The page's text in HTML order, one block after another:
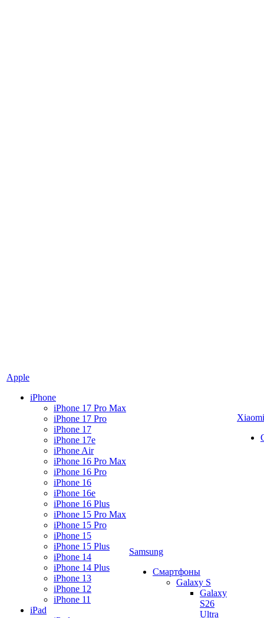
Apple
iPhone
iPhone 17 Pro Max
iPhone 17 Pro
iPhone 17
iPhone 17e
iPhone Air
iPhone 16 Pro Max
iPhone 16 Pro
iPhone 16
iPhone 16e
iPhone 16 Plus
iPhone 15 Pro Max
iPhone 15 Pro
iPhone 15
iPhone 15 Plus
iPhone 14
iPhone 14 Plus
iPhone 13
iPhone 12
iPhone 11
iPad
Samsung
Смартфоны
Galaxy S
Galaxy
S26
Ultra
Xiaomi